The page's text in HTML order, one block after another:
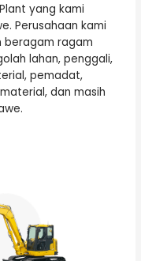
yang kami
Perusahaan kami
beragam ragam
lahan, penggali,
pemadat,
dan masih